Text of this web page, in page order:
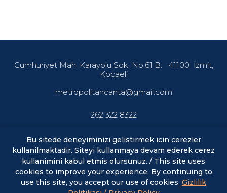
Cumhuriyet Mah. Karayolu Sok. No.61 B. 41100 İzmit,
Kocaeli
metropolitancanta@gmail.com
262 322 8322
En son haberler ve fırsatlardan haberdar olmak için abone
olun.
Bu sitede deneyiminizi gelistirmek icin cerezler
kullanilmaktadir. Siteyi kullanmaya devam ederek cerez
kullanimini kabul etmis olursunuz. / This site uses
cookies to improve your experience. By continuing to
use this site, you accept our use of cookies. Gizlilik